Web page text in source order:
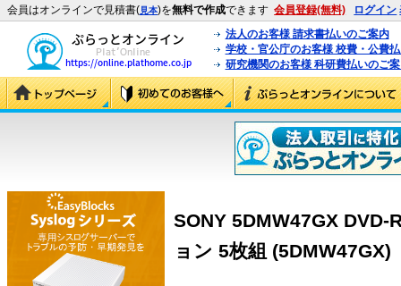
会員はオンラインで見積書(見本)を無料で作成できます 会員登録(無料) ログイン
法人のお客様 請求書払いのご案内
学校・官公庁のお客様 校費・公費
研究機関のお客様 科研費払いのご
SONY 5DMW47GX DVD-
ョン 5枚組 (5DMW47GX)